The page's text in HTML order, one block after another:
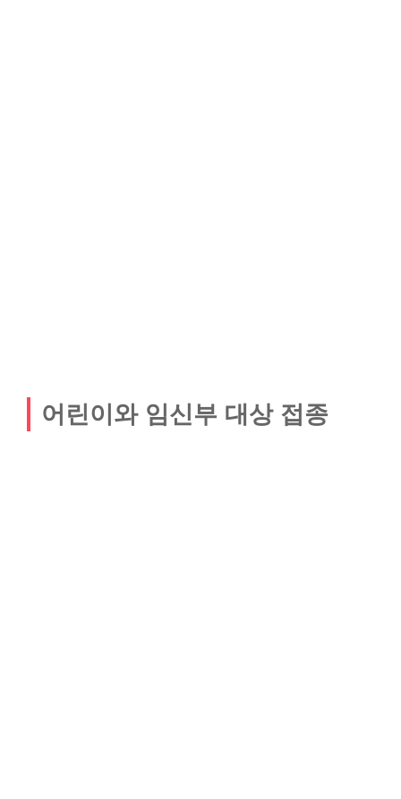
어린이와 임신부 대상 접종